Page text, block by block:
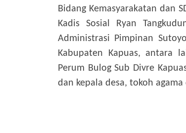
Bidang Kemasyarakatan dan
Kadis Sosial Ryan
Administrasi Pimpinan
Kabupaten Kapuas, antara
Perum Bulog Sub Divre
dan kepala desa, tokoh